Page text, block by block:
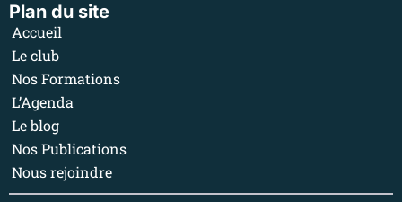
Plan du site
Accueil
Le club
Nos Formations
L’Agenda
Le blog
Nos Publications
Nous rejoindre